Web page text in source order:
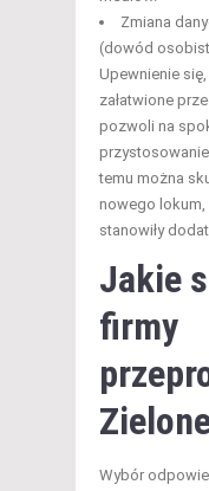
Zmiana
(dowód
Upewnienie
załatwione
pozwoli na
temu można
nowego lokum,
stanowiły
Jakie
firmy
Wybór